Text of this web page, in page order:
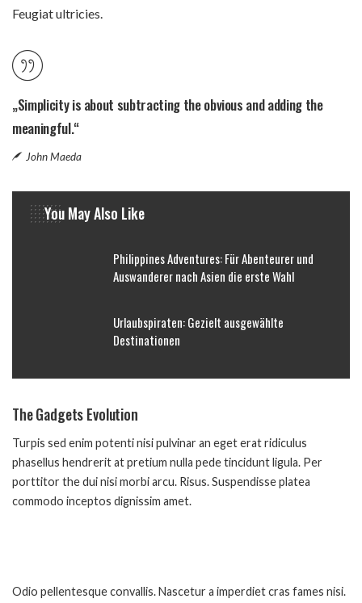
Feugiat ultricies.
„Simplicity is about subtracting the obvious and adding the
meaningful.“
John Maeda
You May Also Like
Philippines Adventures: Für Abenteurer und
Auswanderer nach Asien die erste Wahl
Urlaubspiraten: Gezielt ausgewählte
Destinationen
The Gadgets Evolution
Turpis sed enim potenti nisi pulvinar an eget erat ridiculus
phasellus hendrerit at pretium nulla pede tincidunt ligula. Per
porttitor the dui nisi morbi arcu. Risus. Suspendisse platea
commodo inceptos dignissim amet.
Odio pellentesque convallis. Nascetur a imperdiet cras fames nisi.